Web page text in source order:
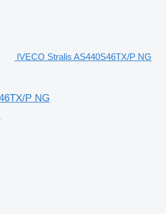
IVECO Stralis AS440S46TX/P NG
P NG